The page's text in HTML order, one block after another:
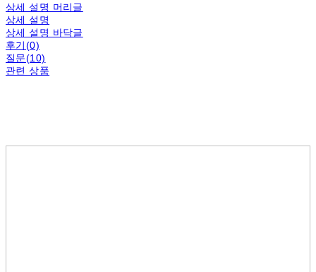
상세 설명 머리글
상세 설명
상세 설명 바닥글
후기(0)
질문(10)
관련 상품